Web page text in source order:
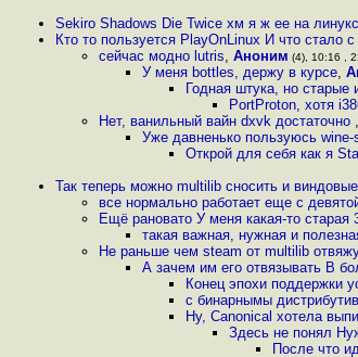
Sekiro Shadows Die Twice хм я ж ее на
Кто то пользуется PlayOnLinux И что стало
сейчас модно lutris, Аноним (4), 10:16 ,
У меня bottles, держу в курсе,
Годная штука, но старые
PortProton, хотя
Нет, ванильный вайн dxvk достаточно ,
Уже давненько пользуюсь wine-
Открой для себя как я
Так теперь можно multilib сносить и
все нормально работает еще с
Ещё рановато У меня какая-то
такая важная, нужная и
Не раньше чем steam от multilib
А зачем им его отвязывать В
Конец эпохи поддержки
с бинарнымы
Ну, Canonical хотела
Здесь не понял
После что